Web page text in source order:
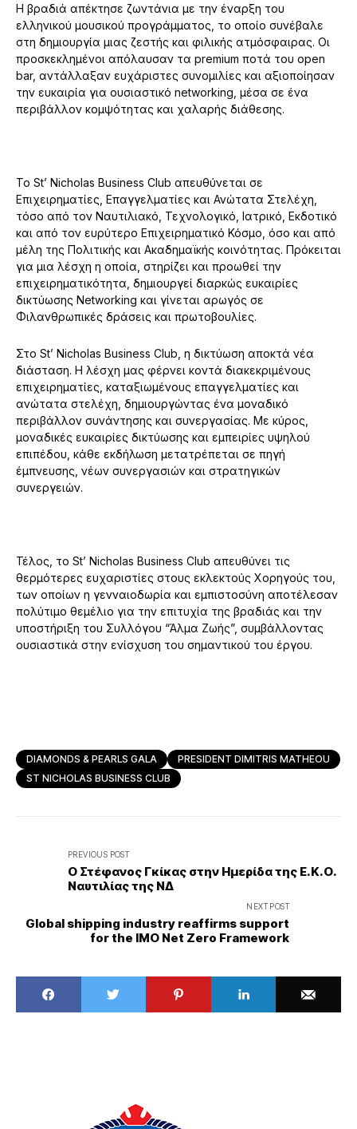
Η βραδιά απέκτησε ζωντάνια με την έναρξη του
ελληνικού μουσικού προγράμματος, το οποίο συνέβαλε
στη δημιουργία μιας ζεστής και φιλικής ατμόσφαιρας. Οι
προσκεκλημένοι απόλαυσαν τα premium ποτά του open
bar, αντάλλαξαν ευχάριστες συνομιλίες και αξιοποίησαν
την ευκαιρία για ουσιαστικό networking, μέσα σε ένα
περιβάλλον κομψότητας και χαλαρής διάθεσης.
Το St’ Nicholas Business Club απευθύνεται σε
Επιχειρηματίες, Επαγγελματίες και Ανώτατα Στελέχη,
τόσο από τον Ναυτιλιακό, Τεχνολογικό, Ιατρικό, Εκδοτικό
και από τον ευρύτερο Επιχειρηματικό Κόσμο, όσο και από
μέλη της Πολιτικής και Ακαδημαϊκής κοινότητας. Πρόκειται
για μια λέσχη η οποία, στηρίζει και προωθεί την
επιχειρηματικότητα, δημιουργεί διαρκώς ευκαιρίες
δικτύωσης Networking και γίνεται αρωγός σε
Φιλανθρωπικές δράσεις και πρωτοβουλίες.
Στο St’ Nicholas Business Club, η δικτύωση αποκτά νέα
διάσταση. Η λέσχη μας φέρνει κοντά διακεκριμένους
επιχειρηματίες, καταξιωμένους επαγγελματίες και
ανώτατα στελέχη, δημιουργώντας ένα μοναδικό
περιβάλλον συνάντησης και συνεργασίας. Με κύρος,
μοναδικές ευκαιρίες δικτύωσης και εμπειρίες υψηλού
επιπέδου, κάθε εκδήλωση μετατρέπεται σε πηγή
έμπνευσης, νέων συνεργασιών και στρατηγικών
συνεργειών.
Τέλος, το St’ Nicholas Business Club απευθύνει τις
θερμότερες ευχαριστίες στους εκλεκτούς Χορηγούς του,
των οποίων η γενναιοδωρία και εμπιστοσύνη αποτέλεσαν
πολύτιμο θεμέλιο για την επιτυχία της βραδιάς και την
υποστήριξη του Συλλόγου “Άλμα Ζωής”, συμβάλλοντας
ουσιαστικά στην ενίσχυση του σημαντικού του έργου.
DIAMONDS & PEARLS GALA
PRESIDENT DIMITRIS MATHEOU
ST NICHOLAS BUSINESS CLUB
PREVIOUS POST
Ο Στέφανος Γκίκας στην Ημερίδα της Ε.Κ.Ο.
Ναυτιλίας της ΝΔ
NEXT POST
Global shipping industry reaffirms support
for the IMO Net Zero Framework